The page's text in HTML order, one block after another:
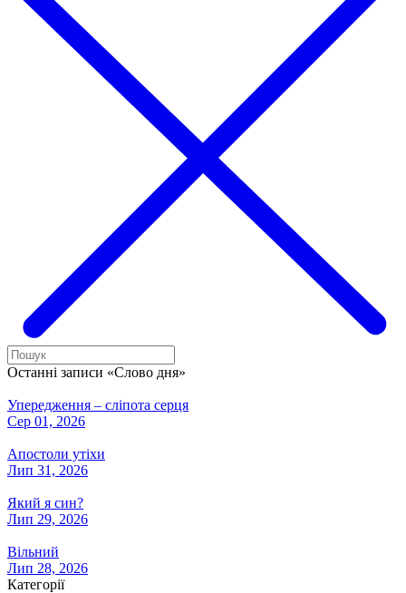
Останні записи «Слово дня»
Упередження – сліпота серця
Сер 01, 2026
Апостоли утіхи
Лип 31, 2026
Який я син?
Лип 29, 2026
Вільний
Лип 28, 2026
Категорії